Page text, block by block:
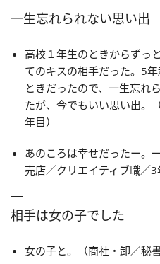
一生忘れられない思い出
高校１年生のときからずっ
てのキスの相手だった。5
ときだったので、一生忘れ
たが、今でもいい思い出。
年目）
あのころは幸せだったー。
売店／クリエイティブ職／3
相手は女の子でした
女の子と。（商社・卸／秘